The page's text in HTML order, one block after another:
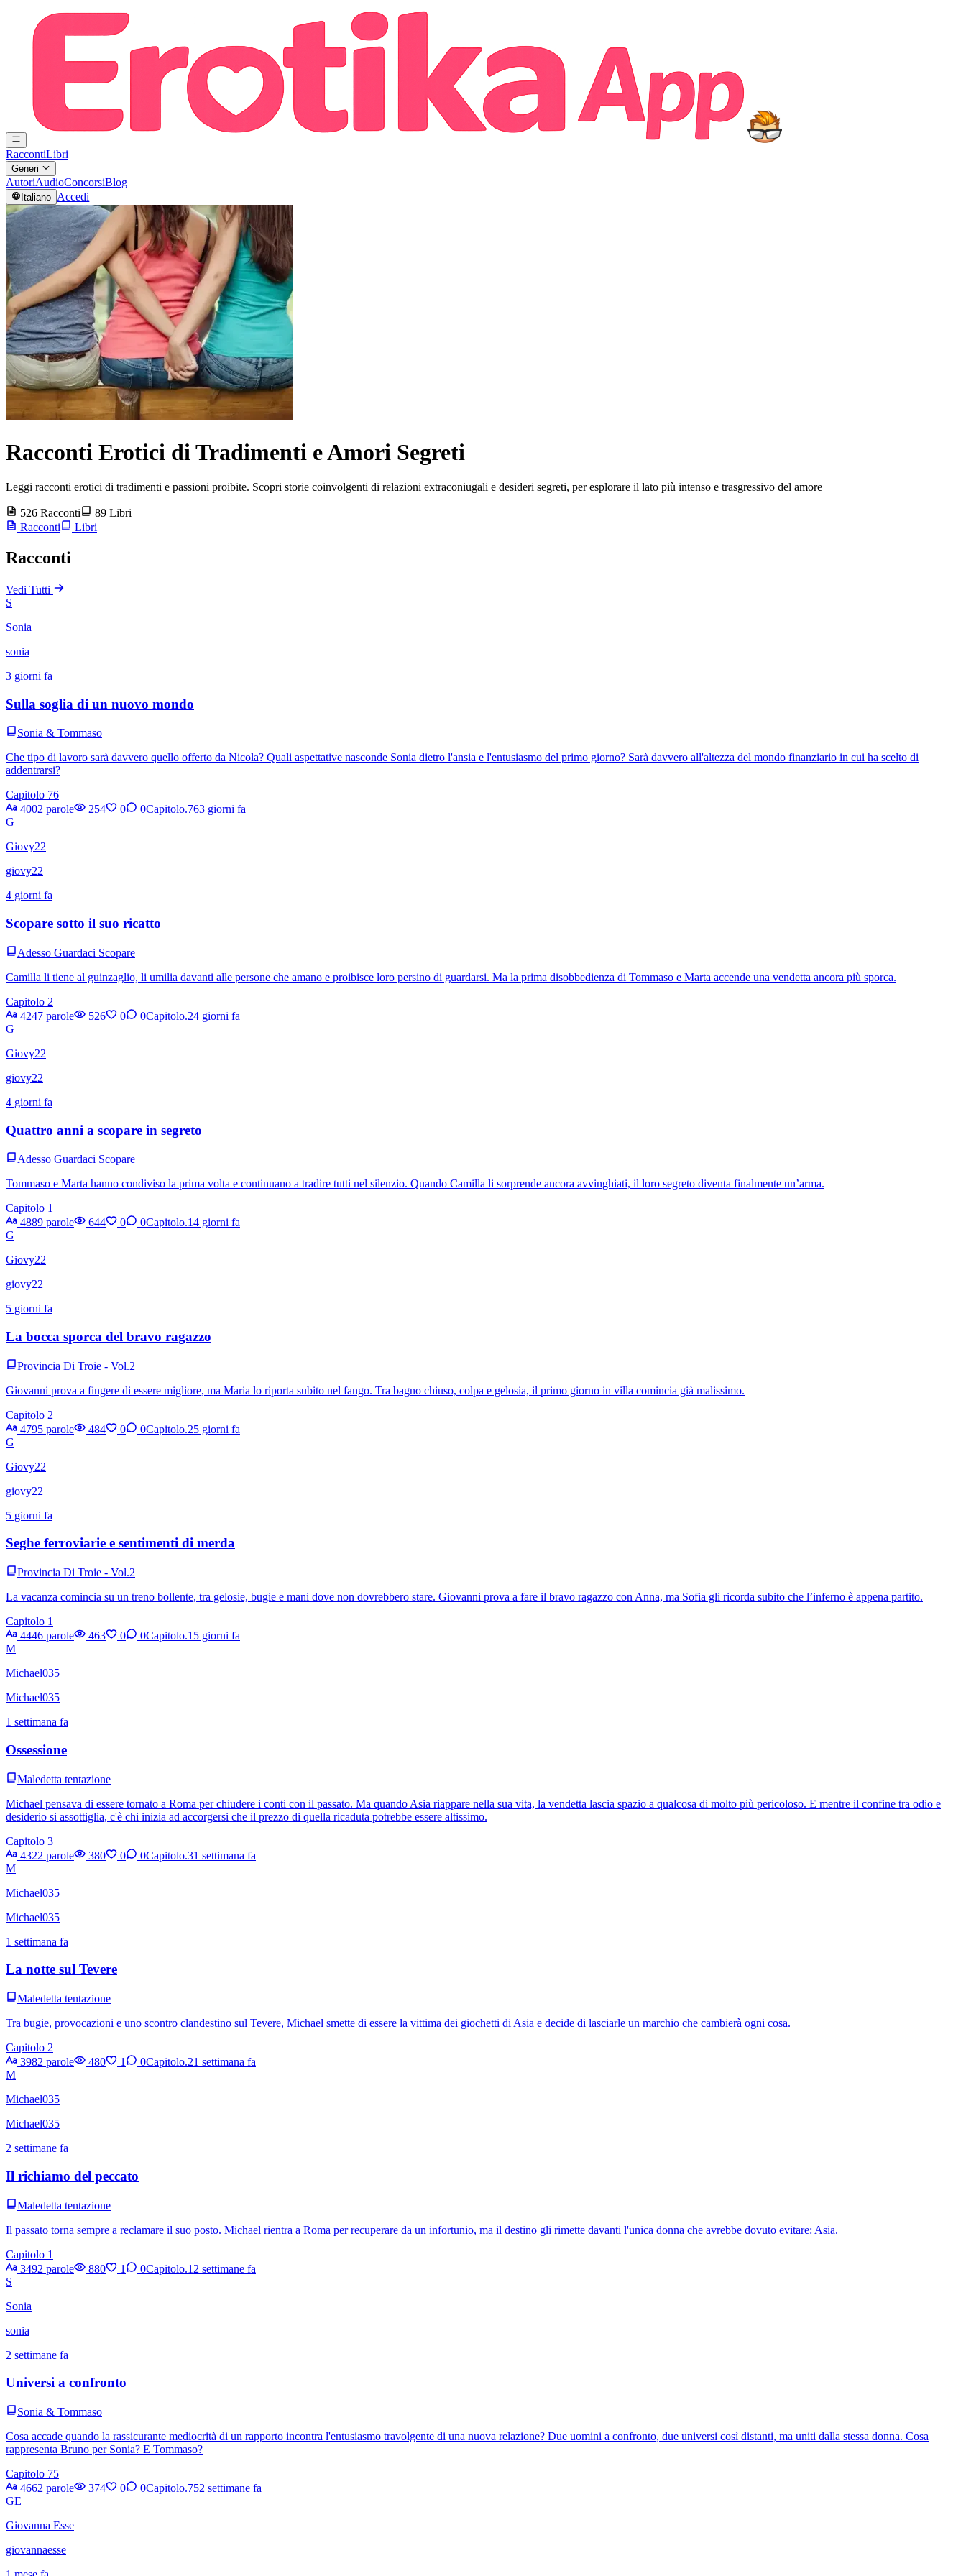
RaccontiLibri
Generi
AutoriAudioConcorsiBlog
Italiano Accedi
Racconti Erotici di Tradimenti e Amori Segreti
Leggi racconti erotici di tradimenti e passioni proibite. Scopri storie coinvolgenti di relazioni extraconiugali e desideri segreti, per esplorare il lato più intenso e trasgressivo del amore
526 Racconti
89 Libri
Racconti
Libri
Racconti
Vedi Tutti
S
Sonia
sonia
3 giorni fa
Sulla soglia di un nuovo mondo
Sonia & Tommaso
Che tipo di lavoro sarà davvero quello offerto da Nicola? Quali aspettative nasconde Sonia dietro l'ansia e l'entusiasmo del primo giorno? Sarà davvero all'altezza del mondo finanziario in cui ha scelto di
addentrarsi?
Capitolo 76
4002 parole
254 0 0Capitolo.763 giorni fa
G
Giovy22
giovy22
4 giorni fa
Scopare sotto il suo ricatto
Adesso Guardaci Scopare
Camilla li tiene al guinzaglio, li umilia davanti alle persone che amano e proibisce loro persino di guardarsi. Ma la prima disobbedienza di Tommaso e Marta accende una vendetta ancora più sporca.
Capitolo 2
4247 parole
526 0 0Capitolo.24 giorni fa
G
Giovy22
giovy22
4 giorni fa
Quattro anni a scopare in segreto
Adesso Guardaci Scopare
Tommaso e Marta hanno condiviso la prima volta e continuano a tradire tutti nel silenzio. Quando Camilla li sorprende ancora avvinghiati, il loro segreto diventa finalmente un’arma.
Capitolo 1
4889 parole
644 0 0Capitolo.14 giorni fa
G
Giovy22
giovy22
5 giorni fa
La bocca sporca del bravo ragazzo
Provincia Di Troie - Vol.2
Giovanni prova a fingere di essere migliore, ma Maria lo riporta subito nel fango. Tra bagno chiuso, colpa e gelosia, il primo giorno in villa comincia già malissimo.
Capitolo 2
4795 parole
484 0 0Capitolo.25 giorni fa
G
Giovy22
giovy22
5 giorni fa
Seghe ferroviarie e sentimenti di merda
Provincia Di Troie - Vol.2
La vacanza comincia su un treno bollente, tra gelosie, bugie e mani dove non dovrebbero stare. Giovanni prova a fare il bravo ragazzo con Anna, ma Sofia gli ricorda subito che l’inferno è appena partito.
Capitolo 1
4446 parole
463 0 0Capitolo.1 5 giorni fa
M
Michael035
Michael035
1 settimana fa
Ossessione
Maledetta tentazione
Michael pensava di essere tornato a Roma per chiudere i conti con il passato. Ma quando Asia riappare nella sua vita, la vendetta lascia spazio a qualcosa di molto più pericoloso. E mentre il confine tra odio e
desiderio si assottiglia, c'è chi inizia ad accorgersi che il prezzo di quella ricaduta potrebbe essere altissimo.
Capitolo 3
4322 parole
380 0 0Capitolo.31 settimana fa
M
Michael035
Michael035
1 settimana fa
La notte sul Tevere
Maledetta tentazione
Tra bugie, provocazioni e uno scontro clandestino sul Tevere, Michael smette di essere la vittima dei giochetti di Asia e decide di lasciarle un marchio che cambierà ogni cosa.
Capitolo 2
3982 parole
480 1 0Capitolo.21 settimana fa
M
Michael035
Michael035
2 settimane fa
Il richiamo del peccato
Maledetta tentazione
Il passato torna sempre a reclamare il suo posto. Michael rientra a Roma per recuperare da un infortunio, ma il destino gli rimette davanti l'unica donna che avrebbe dovuto evitare: Asia.
Capitolo 1
3492 parole
880 1 0Capitolo.1 2 settimane fa
S
Sonia
sonia
2 settimane fa
Universi a confronto
Sonia & Tommaso
Cosa accade quando la rassicurante mediocrità di un rapporto incontra l'entusiasmo travolgente di una nuova relazione? Due uomini a confronto, due universi così distanti, ma uniti dalla stessa donna. Cosa
rappresenta Bruno per Sonia? E Tommaso?
Capitolo 75
4662 parole
374 0 0Capitolo.752 settimane fa
GE
Giovanna Esse
giovannaesse